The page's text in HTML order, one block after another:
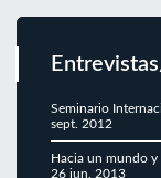
Seminario
sept. 2012
Hacia un mundo y
26 jun. 2013